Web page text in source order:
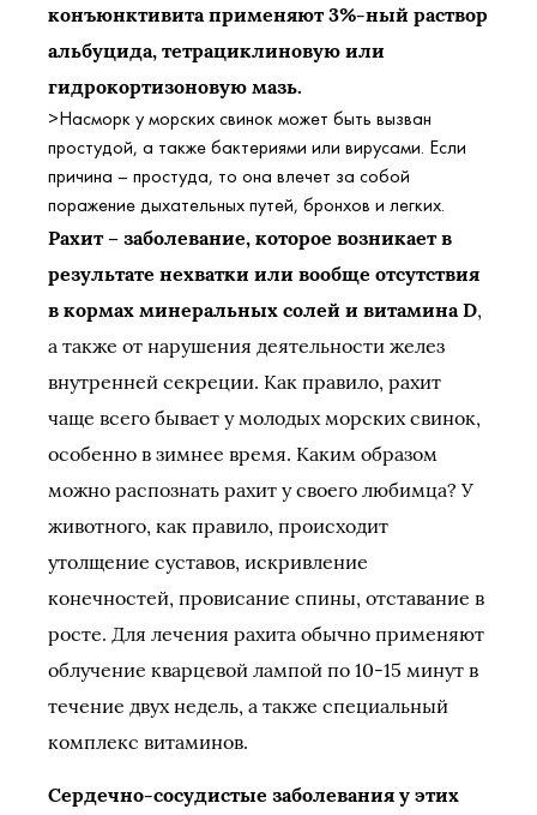
конъюнктивита применяют 3%-ный раствор
альбуцида, тетрациклиновую или
гидрокортизоновую мазь.
>Насморк у морских свинок может быть вызван
простудой, а также бактериями или вирусами. Если
причина – простуда, то она влечет за собой
поражение дыхательных путей, бронхов и легких.
Рахит – заболевание, которое возникает в
результате нехватки или вообще отсутствия
в кормах минеральных солей и витамина D,
а также от нарушения деятельности желез
внутренней секреции. Как правило, рахит
чаще всего бывает у молодых морских свинок,
особенно в зимнее время. Каким образом
можно распознать рахит у своего любимца? У
животного, как правило, происходит
утолщение суставов, искривление
конечностей, провисание спины, отставание в
росте. Для лечения рахита обычно применяют
облучение кварцевой лампой по 10-15 минут в
течение двух недель, а также специальный
комплекс витаминов.
Сердечно-сосудистые заболевания у этих